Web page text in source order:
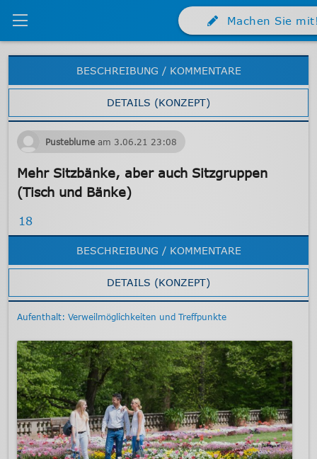
Machen Sie
BESCHREIBUNG / KOMMENTARE
DETAILS (KONZEPT)
Pusteblume am 3.06.21 23:08
Mehr Sitzbänke, aber auch Sitzgruppen
(Tisch und Bänke)
18
BESCHREIBUNG / KOMMENTARE
DETAILS (KONZEPT)
Aufenthalt: Verweilmöglichkeiten und Treffpunkte